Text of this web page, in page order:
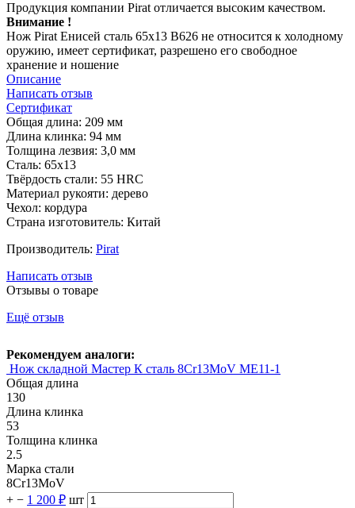
Продукция компании Pirat отличается высоким качеством.
Внимание !
Нож Pirat Енисей сталь 65х13 B626 не относится к холодному
оружию, имеет сертификат, разрешено его свободное
хранение и ношение
Описание
Написать отзыв
Сертификат
Общая длина: 209 мм
Длина клинка: 94 мм
Толщина лезвия: 3,0 мм
Сталь: 65х13
Твёрдость стали: 55 HRC
Материал рукояти: дерево
Чехол: кордура
Страна изготовитель: Китай
Производитель: Pirat
Написать отзыв
Отзывы о товаре
Ещё отзыв
Рекомендуем аналоги:
Нож складной Мастер К сталь 8Cr13MoV ME11-1
Общая длина
130
Длина клинка
53
Толщина клинка
2.5
Марка стали
8Cr13MoV
+ − 1 200 ₽ шт